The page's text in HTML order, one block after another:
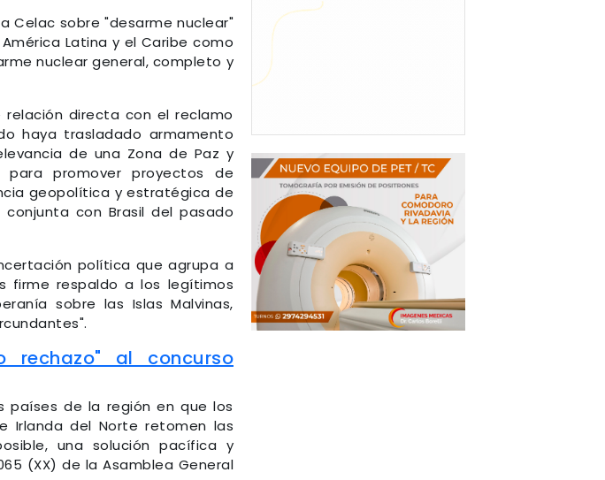
Celac sobre "desarme nuclear"
Latina y el Caribe como
nuclear general, completo y
directa con el reclamo
haya trasladado armamento
de una Zona de Paz y
para promover proyectos de
geopolítica y estratégica de
con Brasil del pasado
política que agrupa a
firme respaldo a los legítimos
sobre las Islas Malvinas,
rechazo" al concurso
países de la región en que los
Irlanda del Norte retomen las
una solución pacífica y
(XX) de la Asamblea General